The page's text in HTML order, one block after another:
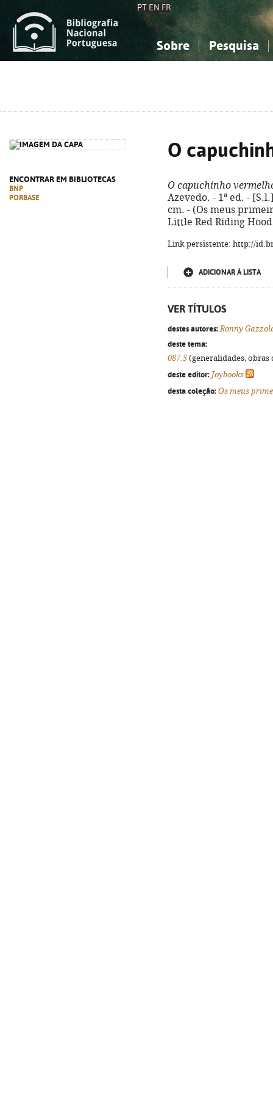
PT EN FR
Sobre Pesquisa
ENCONTRAR EM BIBLIOTECAS
BNP
PORBASE
O
O capuchinho
Azevedo. - 1ª ed. -
cm. - (Os meus
Little Red Riding
Link persistente: http://
ADICIONAR À LISTA
VER TÍTULOS
destes autores: Ronny
deste tema:
087.5 (generalidades,
deste editor: Joybooks
desta coleção: Os meus